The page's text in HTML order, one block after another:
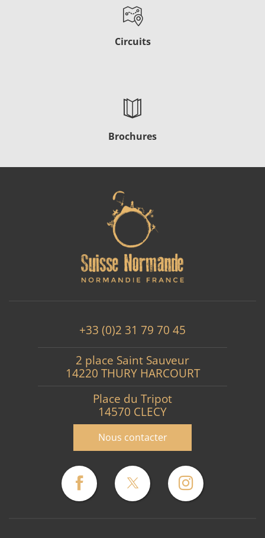
Circuits
Brochures
+33 (0)2 31 79 70 45
2 place Saint Sauveur
14220 THURY HARCOURT
Place du Tripot
14570 CLECY
Nous contacter